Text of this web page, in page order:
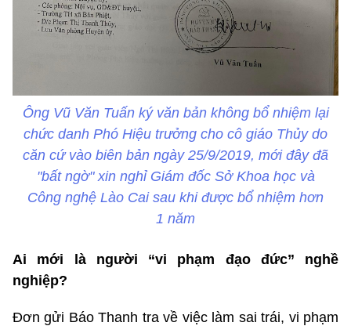
Ông Vũ Văn Tuấn ký văn bản không bổ nhiệm lại
chức danh Phó Hiệu trưởng cho cô giáo Thủy do
căn cứ vào biên bản ngày 25/9/2019, mới đây đã
"bất ngờ" xin nghỉ Giám đốc Sở Khoa học và
Công nghệ Lào Cai sau khi được bổ nhiệm hơn
1 năm
Ai mới là người “vi phạm đạo đức” nghề
nghiệp?
Đơn gửi Báo Thanh tra về việc làm sai trái, vi phạm